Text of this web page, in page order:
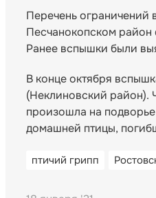
Перечень ограничений
Песчанокопском район
Ранее вспышки были
В конце октября
(Неклиновский район).
произошла на
домашней птицы,
птичий грипп